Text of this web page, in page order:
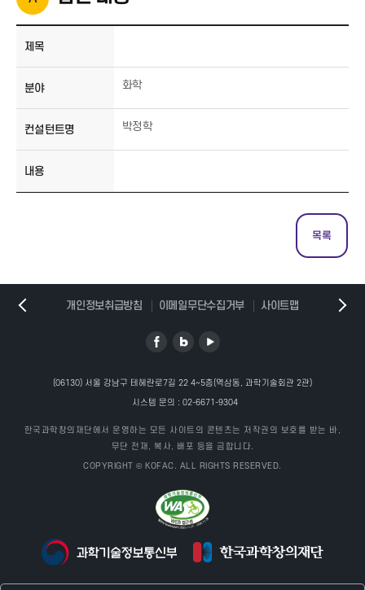
제목
분야 화학
컨설턴트명 박정학
내용
목록
개인정보취급방침 이메일무단수집거부 사이트맵
(06130) 서울 강남구 테헤란로7길 22 4~5층(역삼동, 과학기술회관 2관)
시스템 문의 : 02-6671-9304
한국과학창의재단에서 운영하는 모든 사이트의 콘텐츠는 저작권의 보호를 받는 바,
무단 전재, 복사, 배포 등을 금합니다.
COPYRIGHT © KOFAC. ALL RIGHTS RESERVED.